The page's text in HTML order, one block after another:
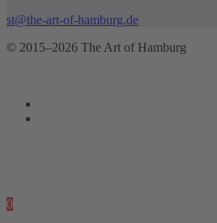
st@the-art-of-hamburg.de
© 2015–2026 The Art of Hamburg
0